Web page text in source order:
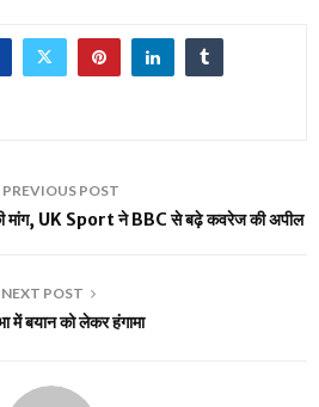
PREVIOUS POST
मांग, UK Sport ने BBC से बढ़े कवरेज की अपील
NEXT POST
में बयान को लेकर हंगामा